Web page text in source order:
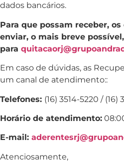
dados bancários.
Para que possam receber,
enviar, o mais breve
para
Em caso de dúvidas, as
um canal de atendimento::
Telefones: (16) 3514-5220 / (16)
Horário de atendimento:
E-mail:
Atenciosamente,